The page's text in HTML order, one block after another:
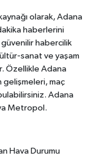
olarak, Adana
haberlerini
güvenilir habercilik
sanat ve yaşam
Özellikle Adana
gelişmeleri, maç
Adana
Metropol.
Hava Durumu